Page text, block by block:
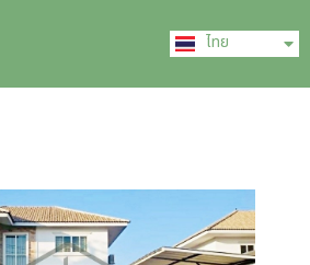
ไทย
中文 (中国)